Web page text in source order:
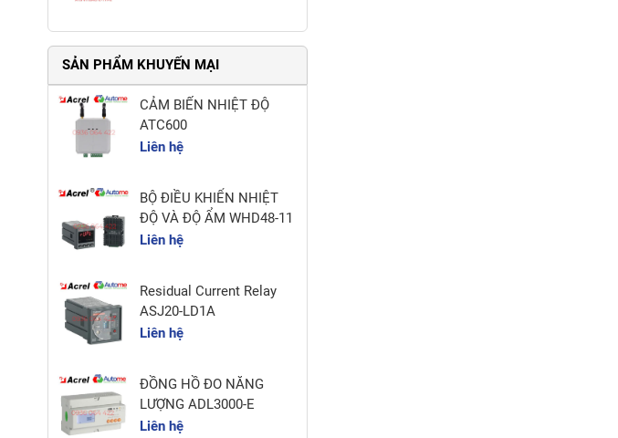
SẢN PHẨM KHUYẾN MẠI
CẢM BIẾN NHIỆT ĐỘ
ATC600
Liên hệ
BỘ ĐIỀU KHIỂN NHIỆT
ĐỘ VÀ ĐỘ ẨM WHD48-11
Liên hệ
Residual Current Relay
ASJ20-LD1A
Liên hệ
ĐỒNG HỒ ĐO NĂNG
LƯỢNG ADL3000-E
Liên hệ